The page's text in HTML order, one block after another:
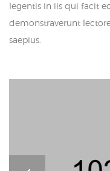
legentis in iis qui facit
demonstraverunt
saepius.